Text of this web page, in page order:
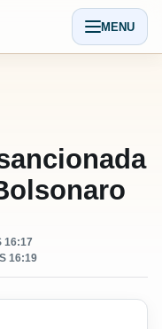
Abrir
MENU
16:17
16:19